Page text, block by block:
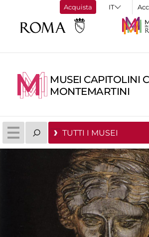
Acquista
MUSEI CAPITOLINI
MONTEMARTINI
TUTTI I MUSEI